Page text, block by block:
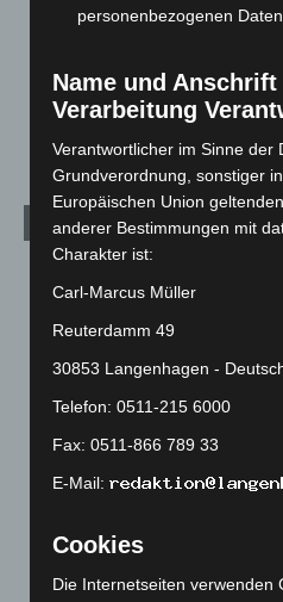
Menschen
Veranstaltungen
Welt
Archiv
Mai 2026(99)
April 2026(99)
März 2026(115)
Februar 2026(109)
Dezember 2025
November 2025(114)
personenbezogenen
Name und
Verarbeitung
Verantwortlicher im Sinne der
Grundverordnung, sonstiger
Europäischen Union
anderer Bestimmungen mit
Charakter ist:
Carl-Marcus Müller
Reuterdamm 49
30853 Langenhagen -
Telefon: 0511-215 6000
Fax: 0511-866 789 33
E-Mail:
Cookies
Die Internetseiten verwenden